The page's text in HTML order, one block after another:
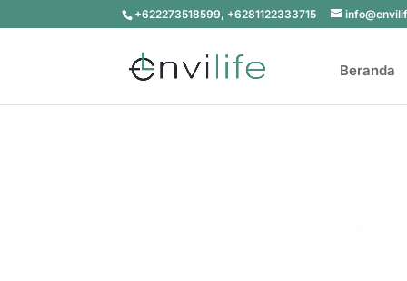
+622273518599, +6281122333715
Beranda